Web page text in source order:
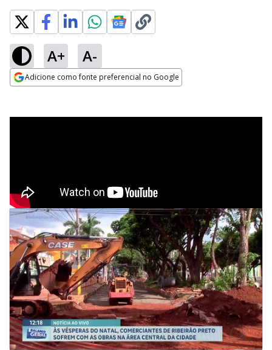
A+ A-
Adicione como fonte preferencial no Google